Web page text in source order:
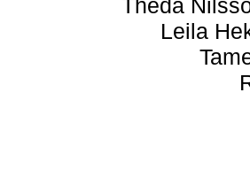
Theda
Leila